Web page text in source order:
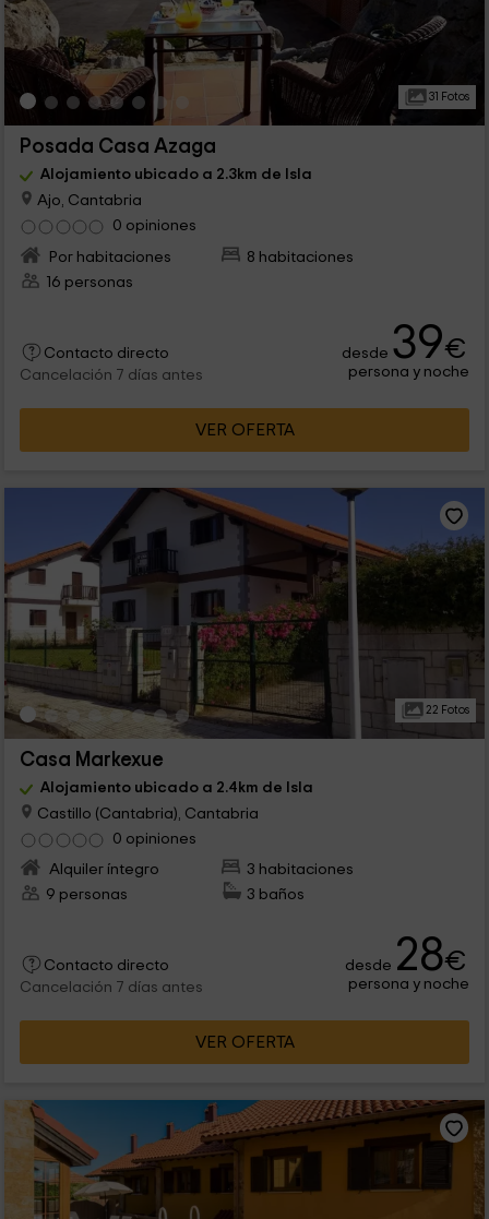
31 Fotos
Posada Casa Azaga
Alojamiento ubicado a 2.3km de Isla
Ajo, Cantabria
0 opiniones
Por habitaciones
8 habitaciones
16 personas
Contacto directo
Cancelación 7 días antes
desde 39€
persona y noche
VER OFERTA
22 Fotos
Casa Markexue
Alojamiento ubicado a 2.4km de Isla
Castillo (Cantabria), Cantabria
0 opiniones
Alquiler íntegro
3 habitaciones
9 personas
3 baños
Contacto directo
Cancelación 7 días antes
desde 28€
persona y noche
VER OFERTA